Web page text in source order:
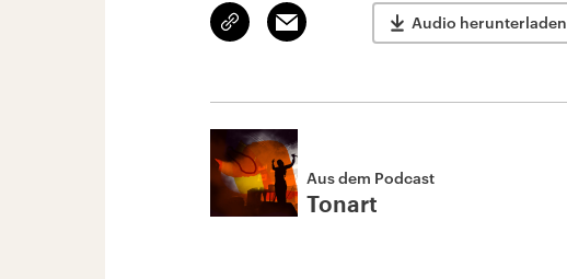
Link
kopieren/teilen
Email Audio herunterladen
Aus dem Podcast
Tonart